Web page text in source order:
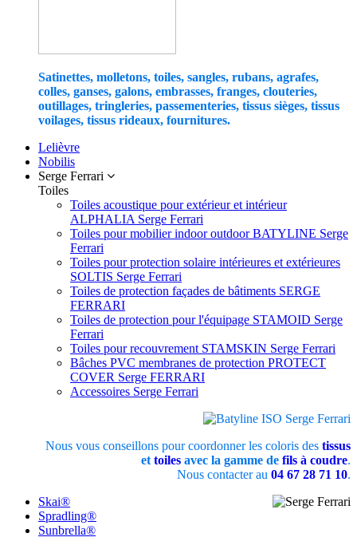
Satinettes, molletons, toiles, sangles, rubans, agrafes,
colles, ganses, galons, embrasses, franges, clouteries,
outillages, tringleries, passementeries, tissus sièges, tissus
voilages, tissus rideaux, fournitures.
Lelièvre
Nobilis
Serge Ferrari
Toiles
Toiles acoustique pour extérieur et intérieur
ALPHALIA Serge Ferrari
Toiles pour mobilier indoor outdoor BATYLINE Serge
Ferrari
Toiles pour protection solaire intérieures et extérieures
SOLTIS Serge Ferrari
Toiles de protection façades de bâtiments SERGE
FERRARI
Toiles de protection pour l'équipage STAMOID Serge
Ferrari
Toiles pour recouvrement STAMSKIN Serge Ferrari
Bâches PVC membranes de protection PROTECT
COVER Serge FERRARI
Accessoires Serge Ferrari
Nous vous conseillons pour coordonner les coloris des tissus
et toiles avec la gamme de fils à coudre.
Nous contacter au 04 67 28 71 10.
Skai®
Spradling®
Sunbrella®